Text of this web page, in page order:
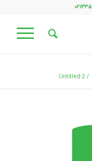
/
Untitled-2